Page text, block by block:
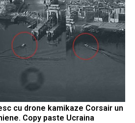
cu drone kamikaze Corsair un
Copy paste Ucraina